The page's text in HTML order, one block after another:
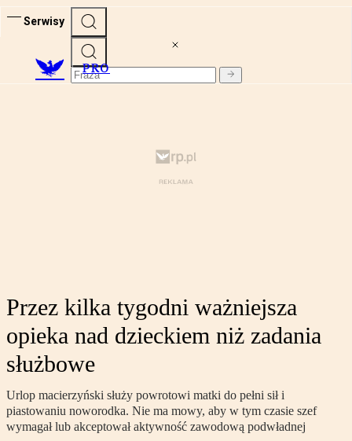
Serwisy
PRO
Przez kilka tygodni ważniejsza
opieka nad dzieckiem niż zadania
służbowe
Urlop macierzyński służy powrotowi matki do pełni sił i
piastowaniu noworodka. Nie ma mowy, aby w tym czasie szef
wymagał lub akceptował aktywność zawodową podwładnej